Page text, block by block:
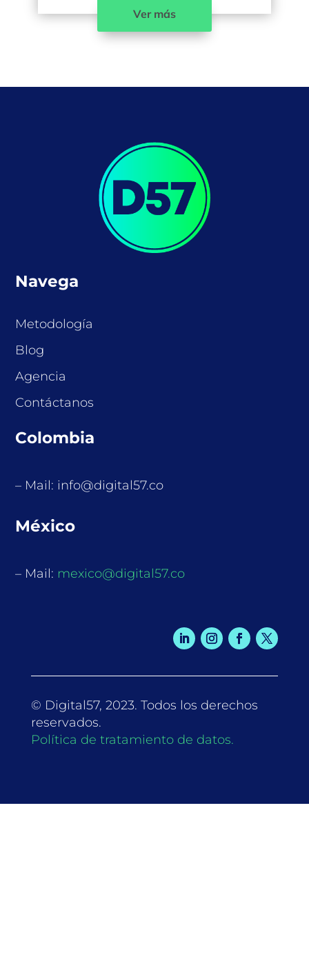
Ver más
Navega
Metodología
Blog
Agencia
Contáctanos
Colombia
– Mail: info@digital57.co
México
– Mail: mexico@digital57.co
© Digital57, 2023. Todos los derechos
reservados.
Política de tratamiento de datos.